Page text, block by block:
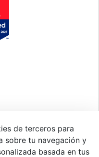
de terceros para
sobre tu navegación y
basada en tus